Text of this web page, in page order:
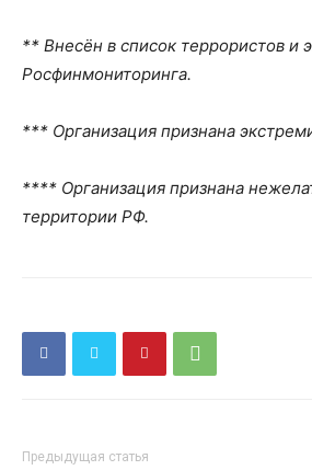
** Внесён в список террористов и
Росфинмониторинга.
*** Организация признана
**** Организация признана
территории РФ.
Предыдущая статья